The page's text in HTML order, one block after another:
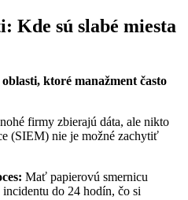
Kde sú slabé miesta
ktoré manažment často
firmy zbierajú dáta, ale nikto
(SIEM) nie je možné zachytiť
Mať papierovú smernicu
do 24 hodín, čo si